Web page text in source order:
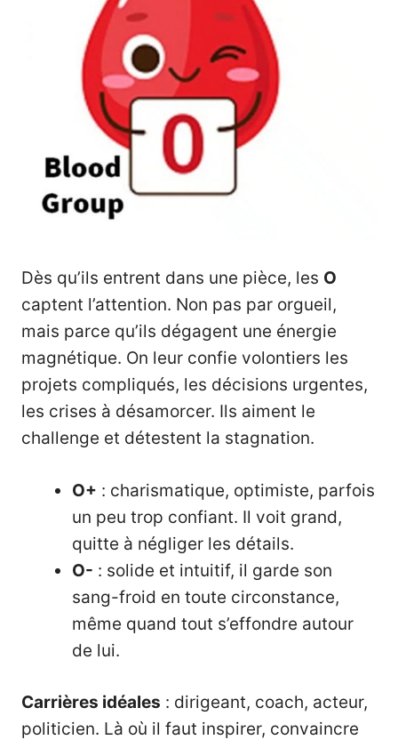
Dès qu’ils entrent dans une pièce, les O
captent l’attention. Non pas par orgueil,
mais parce qu’ils dégagent une énergie
magnétique. On leur confie volontiers les
projets compliqués, les décisions urgentes,
les crises à désamorcer. Ils aiment le
challenge et détestent la stagnation.
O+ : charismatique, optimiste, parfois
un peu trop confiant. Il voit grand,
quitte à négliger les détails.
O- : solide et intuitif, il garde son
sang-froid en toute circonstance,
même quand tout s’effondre autour
de lui.
Carrières idéales : dirigeant, coach, acteur,
politicien. Là où il faut inspirer, convaincre